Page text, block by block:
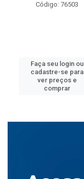
Código: 76503
Faça seu login ou
cadastre-se para
ver preços e
comprar